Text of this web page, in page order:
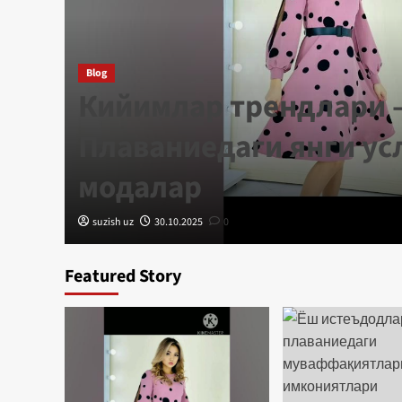
Blog
Кийимлар трендлари
Плаваниедаги янги
модалар
suzish uz 30.10.2025 0
Featured Story